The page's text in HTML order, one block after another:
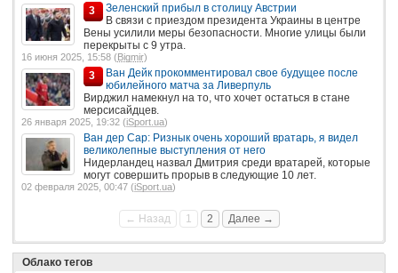
3
Зеленский прибыл в столицу Австрии
В связи с приездом президента Украины в центре
Вены усилили меры безопасности. Многие улицы были
перекрыты с 9 утра.
16 июня 2025, 15:58 (Bigmir)
3
Ван Дейк прокомментировал свое будущее после
юбилейного матча за Ливерпуль
Вирджил намекнул на то, что хочет остаться в стане
мерсисайдцев.
26 января 2025, 19:32 (iSport.ua)
Ван дер Сар: Ризнык очень хороший вратарь, я видел
великолепные выступления от него
Нидерландец назвал Дмитрия среди вратарей, которые
могут совершить прорыв в следующие 10 лет.
02 февраля 2025, 00:47 (iSport.ua)
← Назад 1 2 Далее →
Облако тегов